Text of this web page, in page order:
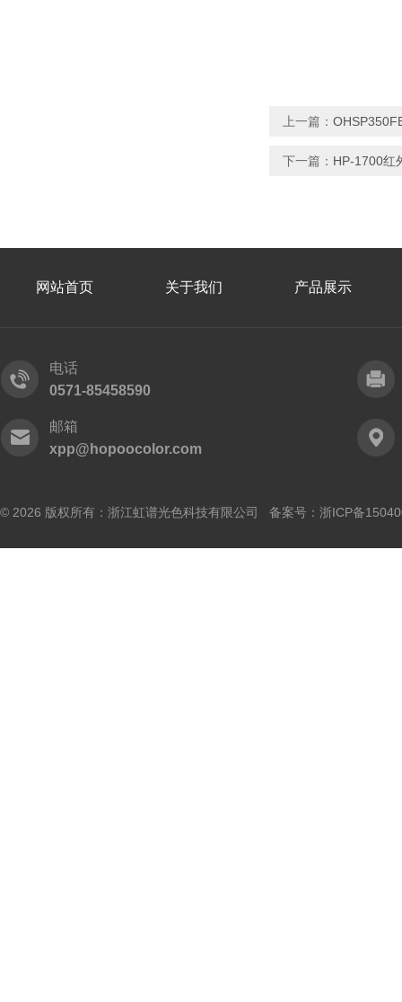
上一篇：
下一篇： HP-1700红
网站首页 关于我们 产品展示
电话
0571-85458590
邮箱
xpp@hopoocolor.com
© 2026 版权所有：浙江虹谱光色科技有限公司 备案号： 浙ICP备